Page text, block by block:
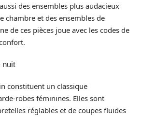
des ensembles plus audacieux
chambre et des ensembles de
de ces pièces joue avec les codes de
nuit
constituent un classique
robes féminines. Elles sont
réglables et de coupes fluides